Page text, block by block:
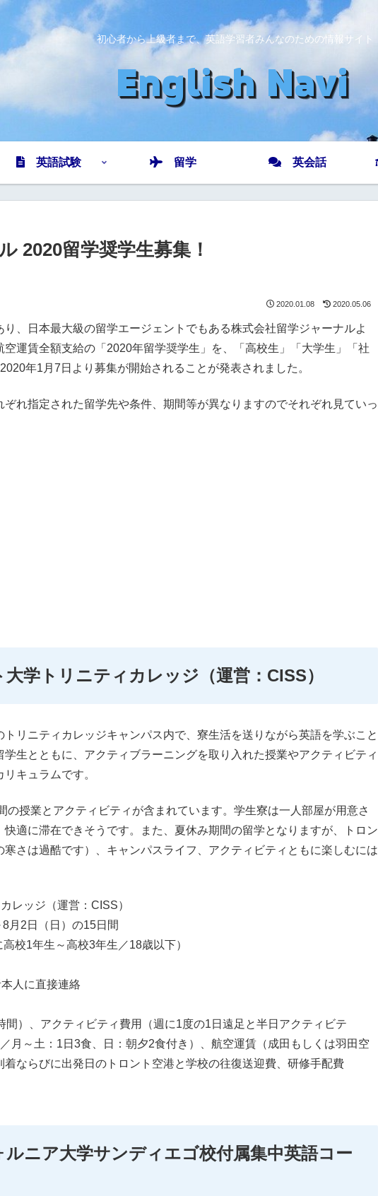
初心者から上級者まで、英語学習者みんなのための情報サイト
英語試験 留学 英会話
2020留学奨学生募集！
2020.01.08 2020.05.06
、日本最大級の留学エージェントでもある株式会社留学ジャーナルよ
運賃全額支給の「2020年留学奨学生」を、「高校生」「大学生」「社
年1月7日より募集が開始されることが発表されました。
ぞれ指定された留学先や条件、期間等が異なりますのでそれぞれ見ていっ
学トリニティカレッジ（運営：CISS）
リニティカレッジキャンパス内で、寮生活を送りながら英語を学ぶこと
生とともに、アクティブラーニングを取り入れた授業やアクティビティ
キュラムです。
の授業とアクティビティが含まれています。学生寮は一人部屋が用意さ
適に滞在できそうです。また、夏休み期間の留学となりますが、トロン
寒さは過酷です）、キャンパスライフ、アクティビティともに楽しむには
レッジ（運営：CISS）
月2日（日）の15日間
校1年生～高校3年生／18歳以下）
人に直接連絡
）、アクティビティ費用（週に1度の1日遠足と半日アクティビテ
月～土：1日3食、日：朝夕2食付き）、航空運賃（成田もしくは羽田空
ならびに出発日のトロント空港と学校の往復送迎費、研修手配費
ニア大学サンディエゴ校付属集中英語コー